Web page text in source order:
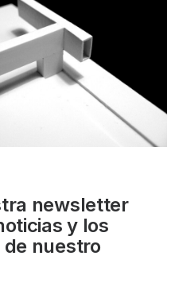
newsletter
y los
nuestro